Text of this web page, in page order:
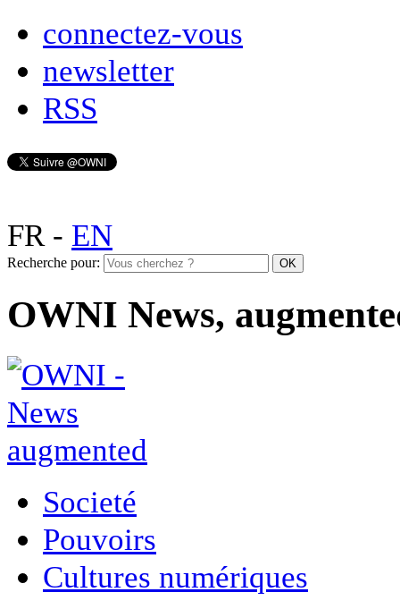
connectez-vous
newsletter
RSS
FR- EN
Recherche pour:
OWNI News,
Societé
Pouvoirs
Cultures numériques